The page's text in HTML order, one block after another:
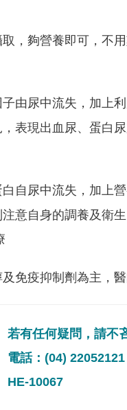
，夠營養即可，不
由尿中流失，加上
表現出血尿、蛋白
自尿中流失，加上
意自身的調養及衛
免疫抑制劑為主，
若有任何疑問，請不
電話：(04)
HE-10067